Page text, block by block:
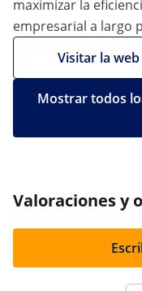
maximizar la
empresarial a largo
Visitar la
Mostrar todos
Valoraciones y